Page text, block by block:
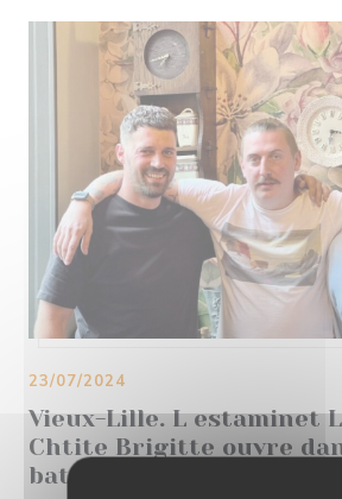
Vieux-Lille. L estaminet
Chtite Brigitte ouvre
batiment classé
23/07/2024